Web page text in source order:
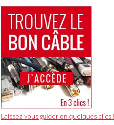
Laissez-vous guider en quelques clics !